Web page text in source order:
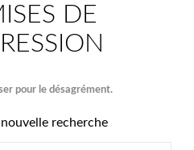
DE
pour le désagrément.
recherche